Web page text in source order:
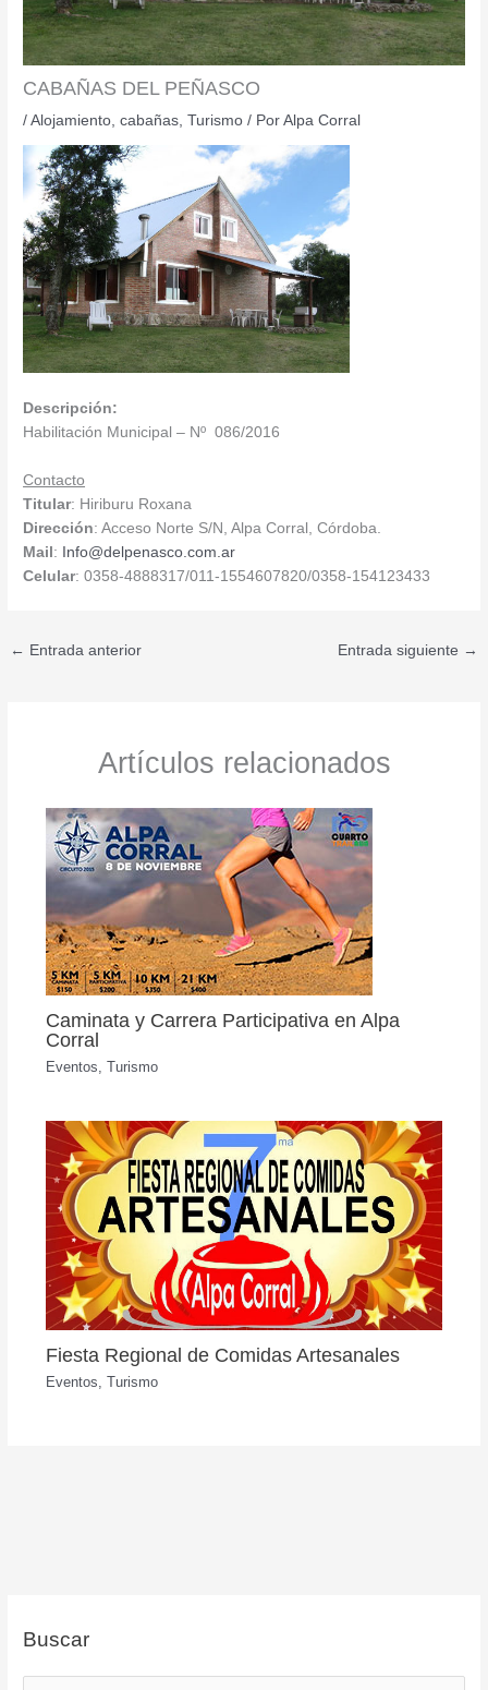
CABAÑAS DEL PEÑASCO
/Alojamiento ,cabañas ,Turismo / PorAlpa Corral
Descripción:
Habilitación Municipal – Nº 086/2016
Contacto
Titular: Hiriburu Roxana
Dirección: Acceso Norte S/N, Alpa Corral, Córdoba.
Mail: Info@delpenasco.com.ar
Celular: 0358-4888317/011-1554607820/0358-154123433
← Entrada anterior Entrada siguiente →
Artículos relacionados
Caminata y Carrera Participativa en Alpa
Corral
Eventos, Turismo
Fiesta Regional de Comidas Artesanales
Eventos Turismo
Buscar